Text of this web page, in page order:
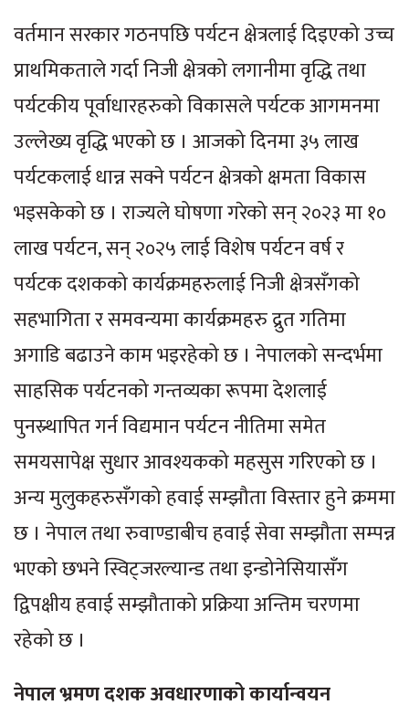
वर्तमान सरकार गठनपछि पर्यटन क्षेत्रलाई दिइएको उच्च
प्राथमिकताले गर्दा निजी क्षेत्रको लगानीमा वृद्धि तथा
पर्यटकीय पूर्वाधारहरुको विकासले पर्यटक आगमनमा
उल्लेख्य वृद्धि भएको छ । आजको दिनमा ३५ लाख
पर्यटकलाई धान्न सक्ने पर्यटन क्षेत्रको क्षमता विकास
भइसकेको छ । राज्यले घोषणा गरेको सन् २०२३ मा १०
लाख पर्यटन, सन् २०२५ लाई विशेष पर्यटन वर्ष र
पर्यटक दशकको कार्यक्रमहरुलाई निजी क्षेत्रसँगको
सहभागिता र समवन्यमा कार्यक्रमहरु द्रुत गतिमा
अगाडि बढाउने काम भइरहेको छ । नेपालको सन्दर्भमा
साहसिक पर्यटनको गन्तव्यका रूपमा देशलाई
पुनस्र्थापित गर्न विद्यमान पर्यटन नीतिमा समेत
समयसापेक्ष सुधार आवश्यकको महसुस गरिएको छ ।
अन्य मुलुकहरुसँगको हवाई सम्झौता विस्तार हुने क्रममा
छ । नेपाल तथा रुवाण्डाबीच हवाई सेवा सम्झौता सम्पन्न
भएको छभने स्विट्जरल्यान्ड तथा इन्डोनेसियासँग
द्विपक्षीय हवाई सम्झौताको प्रक्रिया अन्तिम चरणमा
रहेको छ ।
नेपाल भ्रमण दशक अवधारणाको कार्यान्वयन